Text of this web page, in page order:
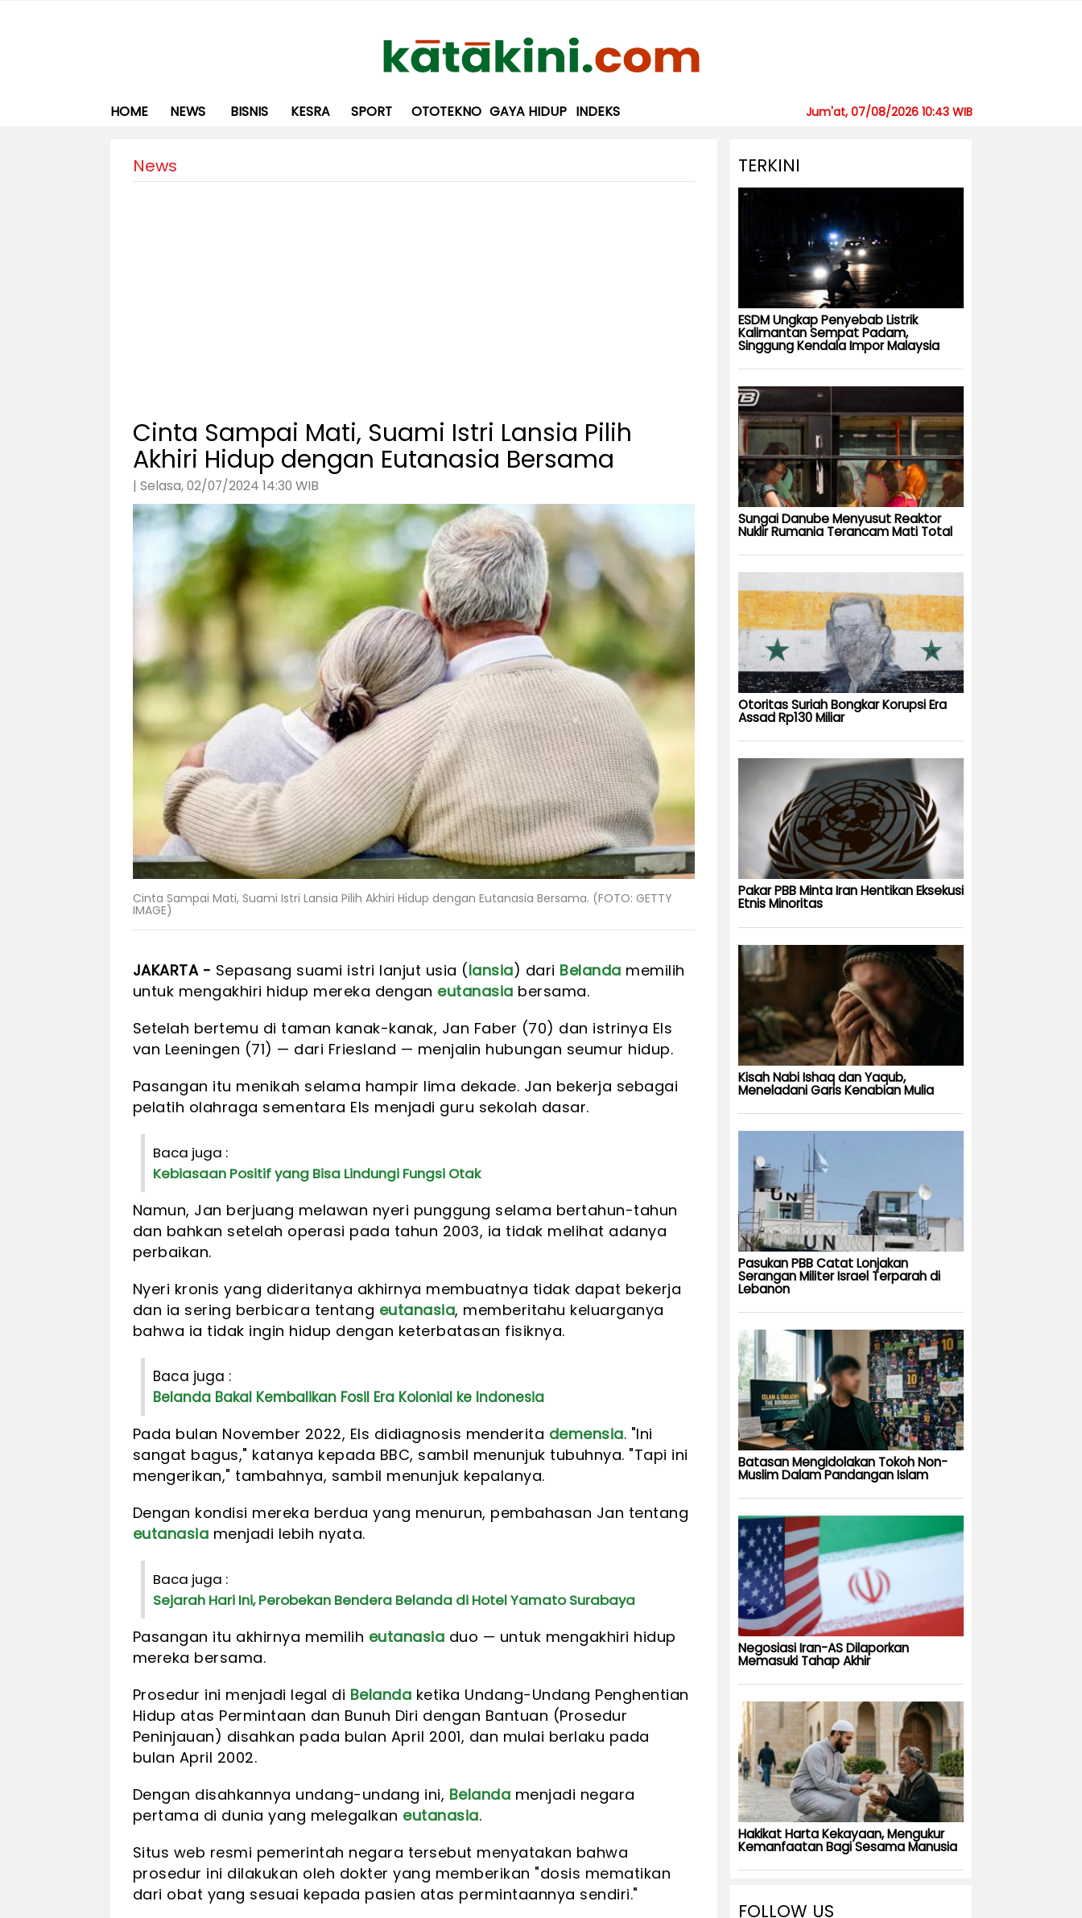
HOME NEWS BISNIS KESRA SPORT OTOTEKNO GAYA HIDUP INDEKS Jum'at, 07/08/2026 10:43 WIB
News
Cinta Sampai Mati, Suami Istri Lansia Pilih
Akhiri Hidup dengan Eutanasia Bersama
| Selasa, 02/07/2024 14:30 WIB
Cinta Sampai Mati, Suami Istri Lansia Pilih Akhiri Hidup dengan Eutanasia Bersama. (FOTO: GETTY
IMAGE)
JAKARTA - Sepasang suami istri lanjut usia (lansia) dari Belanda memilih
untuk mengakhiri hidup mereka dengan eutanasia bersama.
Setelah bertemu di taman kanak-kanak, Jan Faber (70) dan istrinya Els
van Leeningen (71) — dari Friesland — menjalin hubungan seumur hidup.
Pasangan itu menikah selama hampir lima dekade. Jan bekerja sebagai
pelatih olahraga sementara Els menjadi guru sekolah dasar.
Baca juga :
Kebiasaan Positif yang Bisa Lindungi Fungsi Otak
Namun, Jan berjuang melawan nyeri punggung selama bertahun-tahun
dan bahkan setelah operasi pada tahun 2003, ia tidak melihat adanya
perbaikan.
Nyeri kronis yang dideritanya akhirnya membuatnya tidak dapat bekerja
dan ia sering berbicara tentang eutanasia, memberitahu keluarganya
bahwa ia tidak ingin hidup dengan keterbatasan fisiknya.
Baca juga :
Belanda Bakal Kembalikan Fosil Era Kolonial ke Indonesia
Pada bulan November 2022, Els didiagnosis menderita demensia. "Ini
sangat bagus," katanya kepada BBC, sambil menunjuk tubuhnya. "Tapi ini
mengerikan," tambahnya, sambil menunjuk kepalanya.
Dengan kondisi mereka berdua yang menurun, pembahasan Jan tentang
eutanasia menjadi lebih nyata.
Baca juga :
Sejarah Hari Ini, Perobekan Bendera Belanda di Hotel Yamato Surabaya
Pasangan itu akhirnya memilih eutanasia duo — untuk mengakhiri hidup
mereka bersama.
Prosedur ini menjadi legal di Belanda ketika Undang-Undang Penghentian
Hidup atas Permintaan dan Bunuh Diri dengan Bantuan (Prosedur
Peninjauan) disahkan pada bulan April 2001, dan mulai berlaku pada
bulan April 2002.
Dengan disahkannya undang-undang ini, Belanda menjadi negara
pertama di dunia yang melegalkan eutanasia.
Situs web resmi pemerintah negara tersebut menyatakan bahwa
prosedur ini dilakukan oleh dokter yang memberikan "dosis mematikan
dari obat yang sesuai kepada pasien atas permintaannya sendiri."
TERKINI
ESDM Ungkap Penyebab Listrik
Kalimantan Sempat Padam,
Singgung Kendala Impor Malaysia
Sungai Danube Menyusut Reaktor
Nuklir Rumania Terancam Mati Total
Otoritas Suriah Bongkar Korupsi Era
Assad Rp130 Miliar
Pakar PBB Minta Iran Hentikan Eksekusi
Etnis Minoritas
Kisah Nabi Ishaq dan Yaqub,
Meneladani Garis Kenabian Mulia
Pasukan PBB Catat Lonjakan
Serangan Militer Israel Terparah di
Lebanon
Batasan Mengidolakan Tokoh Non-
Muslim Dalam Pandangan Islam
Negosiasi Iran-AS Dilaporkan
Memasuki Tahap Akhir
Hakikat Harta Kekayaan, Mengukur
Kemanfaatan Bagi Sesama Manusia
FOLLOW US